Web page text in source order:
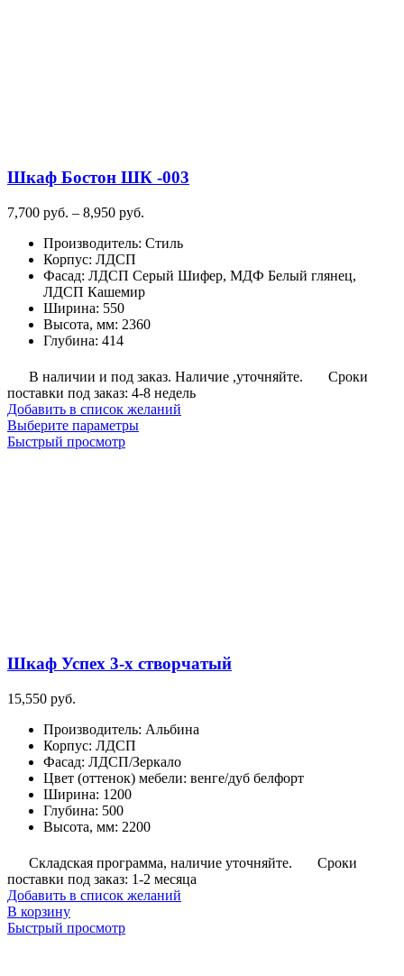
Шкаф Бостон ШК -003
7,700 руб. – 8,950 руб.
7,700
–
8,950
Производитель: Стиль
Корпус: ЛДСП
Фасад: ЛДСП Серый Шифер, МДФ Белый глянец,
ЛДСП Кашемир
Ширина: 550
Высота, мм: 2360
Глубина: 414
В наличии и под заказ. Наличие ,уточняйте.
Сроки
поставки под заказ: 4-8 недель
Добавить в список желаний
Выберите параметрыЭтот
Быстрый просмотр
Шкаф Успех 3-х створчатый
15,550 руб.
Производитель: Альбина
Корпус: ЛДСП
Фасад: ЛДСП/Зеркало
Цвет (оттенок) мебели: венге/дуб белфорт
Ширина: 1200
Глубина: 500
Высота, мм: 2200
Складская программа, наличие уточняйте.
Сроки
поставки под заказ: 1-2 месяца
Добавить в список желаний
В корзину
Быстрый просмотр